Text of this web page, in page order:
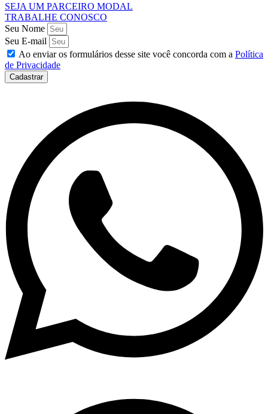
SEJA UM PARCEIRO MODAL
TRABALHE CONOSCO
Seu Nome
Seu E-mail
Ao enviar os formulários desse site você concorda com a Política
de Privacidade
Cadastrar